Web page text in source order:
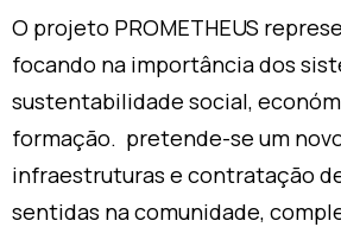
O projeto PROMETHEUS
focando na importância dos
sustentabilidade social,
formação. pretende-se um
infraestruturas e contratação
sentidas na comunidade,